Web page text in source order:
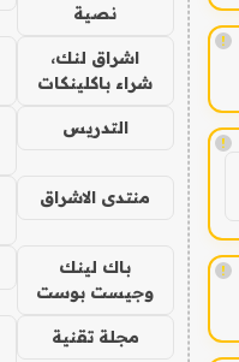
!
!
!
نصية
اشراق لنك،
شراء باكلينكات
التدريس
منتدى الاشراق
باك لينك
وجيست بوست
مجلة تقنية